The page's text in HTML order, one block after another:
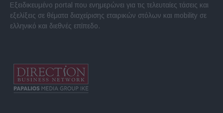
Εξειδικευμένο portal που ενημερώνει για τις τελευταίες τάσεις και
εξελίξεις σε θέματα διαχείρισης εταιρικών στόλων και mobility σε
ελληνικό και διεθνές επίπεδο.